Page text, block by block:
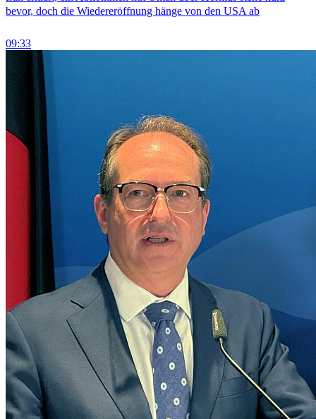
bevor, doch die Wiedereröffnung hänge von den USA ab
09:33